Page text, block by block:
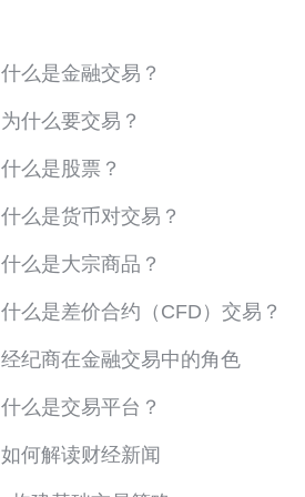
什么是金融交易？
为什么要交易？
什么是股票？
什么是货币对交易？
什么是大宗商品？
什么是差价合约（CFD）交易？
经纪商在金融交易中的角色
什么是交易平台？
如何解读财经新闻